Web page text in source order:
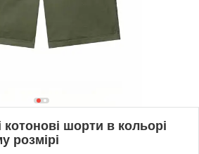
котонові шорти в кольорі
розмірі